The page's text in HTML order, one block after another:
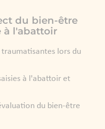
du bien-être
à l'abattoir
lors du
à l'abattoir et
du bien-être